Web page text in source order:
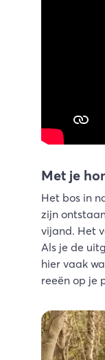
Met je
Het bos in
zijn
vijand. Het
Als je de
hier vaak
reeën op je